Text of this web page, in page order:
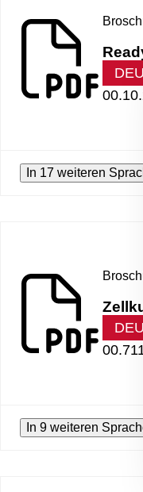
DEU
In 17 weiteren
DEU
In 9 weiteren